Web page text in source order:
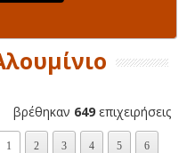
βρέθηκαν 649 επιχειρήσεις
1 2 3 4 5 6